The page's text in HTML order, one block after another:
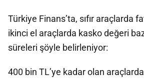
Türkiye Finans’ta, sıfır araçlarda
ikinci el araçlarda kasko değeri
süreleri şöyle belirleniyor:
400 bin TL’ye kadar olan